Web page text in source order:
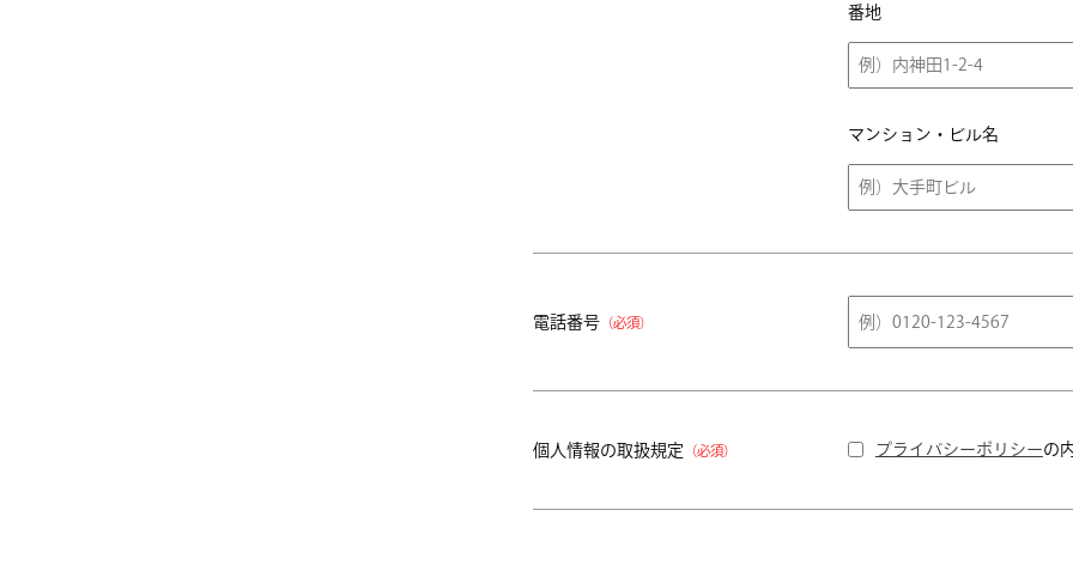
番地
マンション・ビル名
電話番号（必須）
個人情報の取扱規定 （必須） プライバシーポリシーの